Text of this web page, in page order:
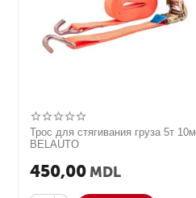
Трос для стягивания груза 5т 10м
BELAUTO
450,00 MDL